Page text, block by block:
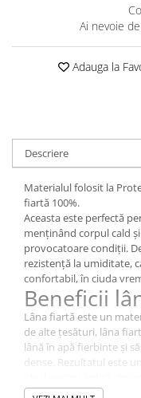
Ai nevoie
Adauga la
Descriere
Materialul folosit la
fiartă 100%.
Aceasta este perfectă
menținând corpul cald
provocatoare condiții.
rezistență la umiditate,
confortabil, în ciuda
Beneficii
Lâna fiartă este un
de alte țesături, lâna
lână în apă fierbinte și
dense. Rezultatul este
Beneficii ale protecției